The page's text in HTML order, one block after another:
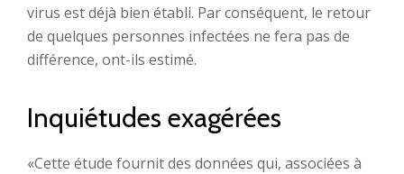
virus est déjà bien établi. Par conséquent, le retour
de quelques personnes infectées ne fera pas de
différence, ont-ils estimé.
Inquiétudes exagérées
«Cette étude fournit des données qui, associées à